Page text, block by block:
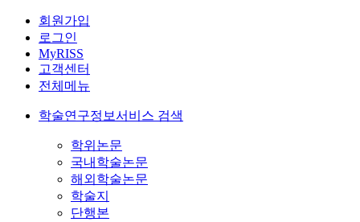
회원가입
로그인
MyRISS
고객센터
전체메뉴
학술연구정보서비스 검색
학위논문
국내학술논문
해외학술논문
학술지
단행본